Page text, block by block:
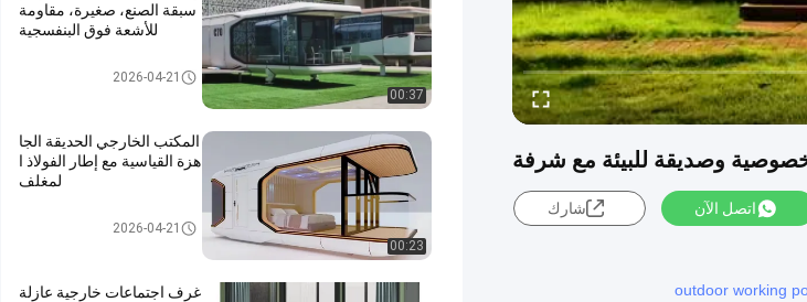
وصديقة للبيئة مع شرفة
اتصل الآن شارك
outdoor working
00:37
سبقة الصنع، صغيرة، مقاومة
للأشعة فوق البنفسجية
غطاء مكتب خارجي2026-04-21
00:23
المكتب الخارجي الحديقة الجا
هزة القياسية مع إطار الفولاذ ا
لمغلف
غطاء مكتب خارجي2026-04-21
غرف اجتماعات خارجية عازلة